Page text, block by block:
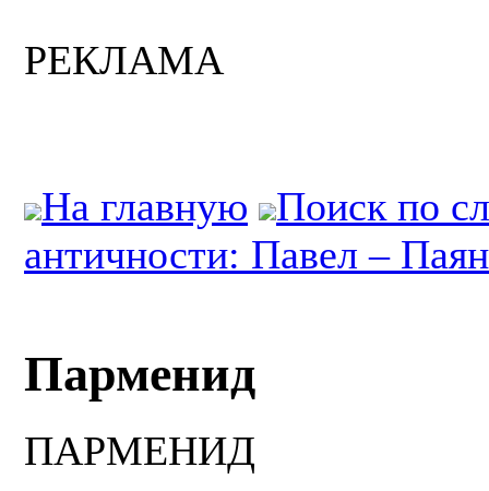
РЕКЛАМА
На главную
Поиск по
античности: Павел –
Парменид
ПАРМЕНИД